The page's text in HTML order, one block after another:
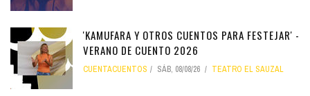
'KAMUFARA Y OTROS CUENTOS PARA FESTEJAR' -
VERANO DE CUENTO 2026
CUENTACUENTOS SÁB, 08/08/26 TEATRO EL SAUZAL